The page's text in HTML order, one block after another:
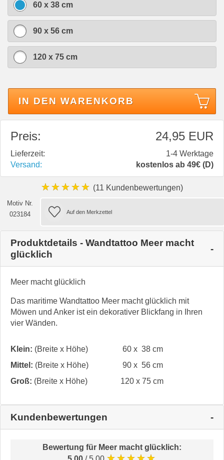
60 x 38 cm
90 x 56 cm
120 x 75 cm
IN DEN WARENKORB
Preis: 24,95 EUR
Lieferzeit:
1-4 Werktage
Versand:
kostenlos ab 49€ (D)
★★★★★ (11 Kundenbewertungen)
Motiv Nr.
023184
Produktdetails - Wandtattoo Meer macht
glücklich
Meer macht glücklich
Das maritime Wandtattoo Meer macht glücklich mit
Möwen und Anker ist ein dekorativer Blickfang in Ihren
vier Wänden.
Klein: (Breite x Höhe)
60 x 38 cm
Mittel: (Breite x Höhe)
90 x 56 cm
Groß: (Breite x Höhe) 120 x 75 cm
Kundenbewertungen
Bewertung für Meer macht glücklich: